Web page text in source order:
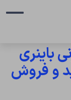
باینری
و فروش